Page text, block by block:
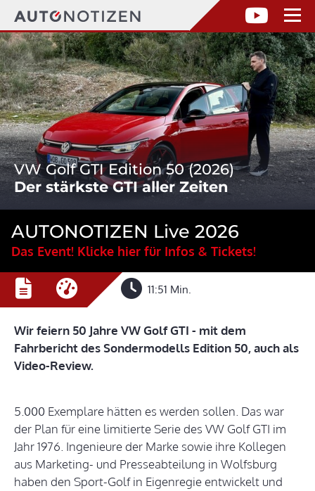
VW Golf GTI Edition 50 (2026)
Der stärkste GTI aller Zeiten
AUTONOTIZEN Live 2026
Das Event! Klicke hier für Infos & Tickets!
11:51 Min.
Wir feiern 50 Jahre VW Golf GTI - mit dem
Fahrbericht des Sondermodells Edition 50, auch als
Video-Review.
5.000 Exemplare hätten es werden sollen. Das war
der Plan für eine limitierte Serie des VW Golf GTI im
Jahr 1976. Ingenieure der Marke sowie ihre Kollegen
aus Marketing- und Presseabteilung in Wolfsburg
haben den Sport-Golf in Eigenregie entwickelt und